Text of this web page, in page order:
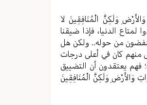
وَلَكِنَّ الْمُنَافِقِينَ لا
الدنيا، فإذا ضيقنا
من حوله.. ولكن هل
منهم كان في أعلى درجات
فهم يعتقدون أن التضييق
وَالأَرْضِ وَلَكِنَّ الْمُنَافِقِينَ